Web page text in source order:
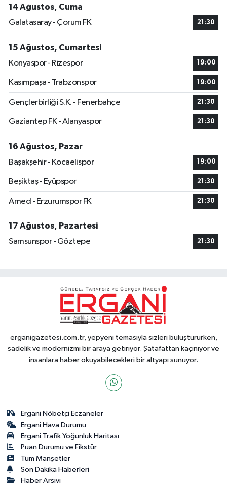
14 Ağustos, Cuma
Galatasaray - Çorum FK
21:30
15 Ağustos, Cumartesi
Konyaspor - Rizespor
19:00
Kasımpaşa - Trabzonspor 19:00
Gençlerbirliği S.K. - Fenerbahçe 21:30
Gaziantep FK - Alanyaspor 21:30
16 Ağustos, Pazar
Başakşehir - Kocaelispor
19:00
Beşiktaş - Eyüpspor 21:30
Amed - Erzurumspor FK 21:30
17 Ağustos, Pazartesi
Samsunspor - Göztepe
21:30
erganigazetesi.com.tr, yepyeni temasıyla sizleri buluştururken,
sadelik ve modernizmi bir araya getiriyor. Şatafattan kaçınıyor ve
insanlara haber okuyabilecekleri bir altyapı sunuyor.
Ergani Nöbetçi Eczaneler
Ergani Hava Durumu
Ergani Trafik Yoğunluk Haritası
Puan Durumu ve Fikstür
Tüm Manşetler
Son Dakika Haberleri
Haber Arşivi